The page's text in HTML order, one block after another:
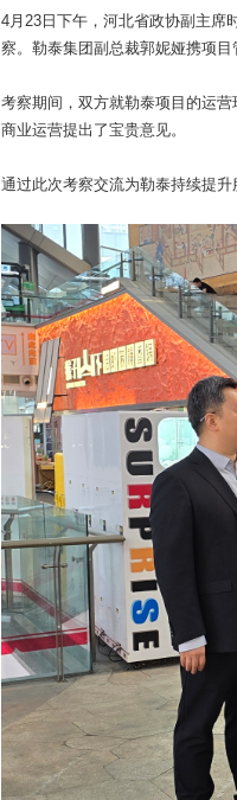
4月 23 日下午，河北省政协副主席
察。勒泰集团副总裁郭妮娅携项目
考察期间，双方就勒泰项目的运
商业运营提出了宝贵意见。
通过此次考察交流为勒泰持续提升